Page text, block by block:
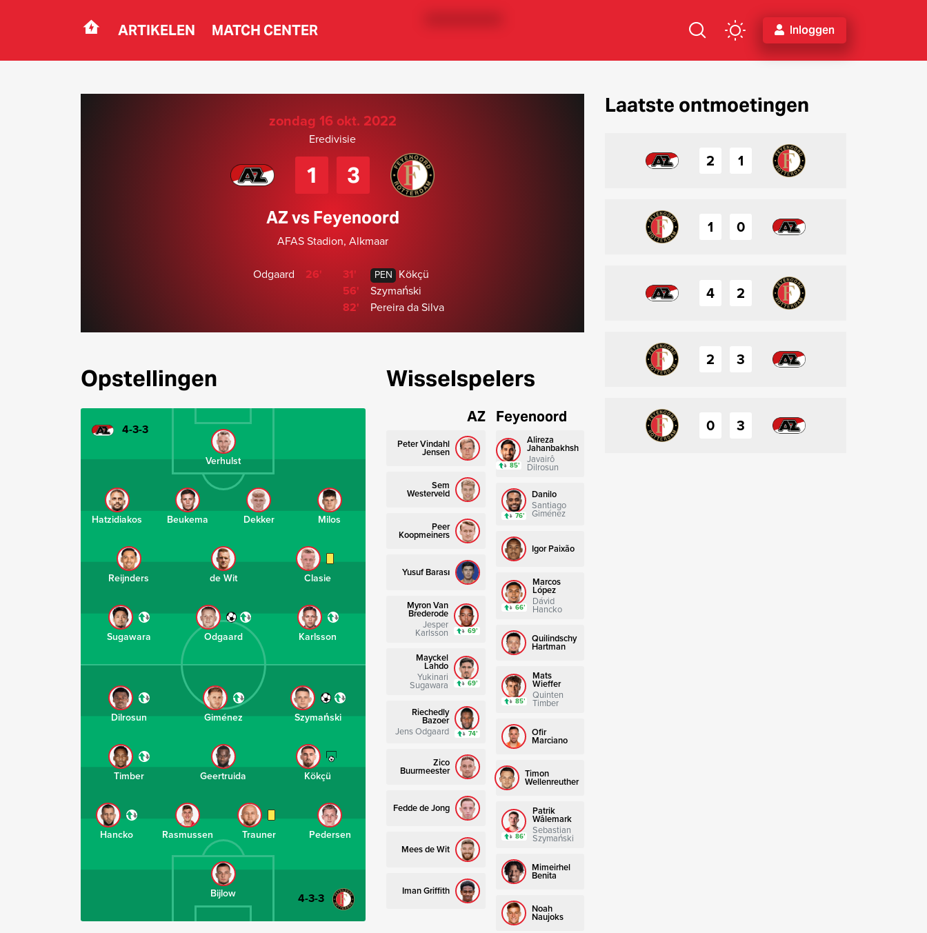
Navigation ARTIKELEN MATCH CENTER Inloggen
zondag 16 okt. 2022
Eredivisie
1 3
AZ vs Feyenoord
AFAS Stadion, Alkmaar
Odgaard 26' 31' PEN Kökçü
56'
Szymański
82'
Pereira da Silva
Opstellingen
4-3-3
Verhulst
Hatzidiakos Beukema Dekker Milos
Reijnders de Wit Clasie
Sugawara Odgaard Karlsson
Bijlow
Pedersen
Trauner
Rasmussen
Hancko
Kökçü
Geertruida
Timber
Szymański
Giménez
Dilrosun
4-3-3
Wisselspelers
AZ
Peter Vindahl
Jensen
Sem
Westerveld
Peer
Koopmeiners
Yusuf Barası
Myron Van
Brederode
Jesper
Karlsson 69’
Mayckel
Lahdo
Yukinari
Sugawara 69’
Riechedly
Bazoer
Jens Odgaard
74’
Zico
Buurmeester
Fedde de Jong
Mees de Wit
Iman Griffith
Feyenoord
Alireza
Jahanbakhsh
Javairô
Dilrosun
85’
Danilo
Santiago
Giménez
76’
Igor Paixão
Marcos
López
Dávid
Hancko
66’
Quilindschy
Hartman
Mats
Wieffer
Quinten
Timber
85’
Ofir
Marciano
Timon
Wellenreuther
Patrik
Wålemark
Sebastian
Szymański
86’
Mimeirhel
Benita
Noah
Naujoks
Laatste ontmoetingen
2 1
1 0
4 2
2 3
0 3